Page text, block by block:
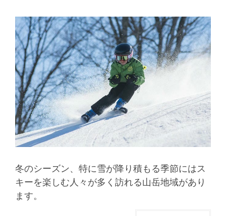
冬のシーズン、特に雪が降り積もる季節にはス
キーを楽しむ人々が多く訪れる山岳地域があり
ます。